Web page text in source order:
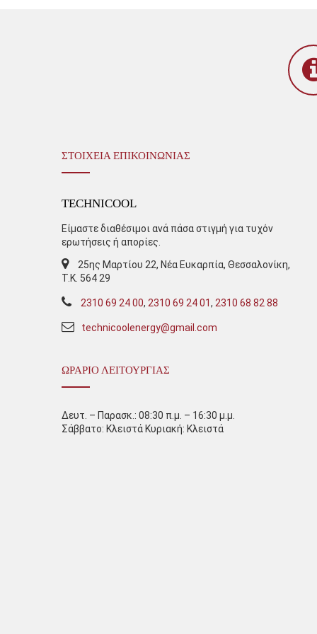
ΣΤΟΙΧΕΙΑ ΕΠΙΚΟΙΝΩΝΙΑΣ
TECHNICOOL
Είμαστε διαθέσιμοι ανά πάσα στιγμή για τυχόν
ερωτήσεις ή απορίες.
25ης Μαρτίου 22, Νέα Ευκαρπία, Θεσσαλονίκη,
Τ.Κ. 564 29
2310 69 24 00, 2310 69 24 01, 2310 68 82 88
technicoolenergy@gmail.com
ΩΡΆΡΙΟ ΛΕΙΤΟΥΡΓΊΑΣ
Δευτ. – Παρασκ.: 08:30 π.μ. – 16:30 μ.μ.
Σάββατο: Κλειστά Κυριακή: Κλειστά